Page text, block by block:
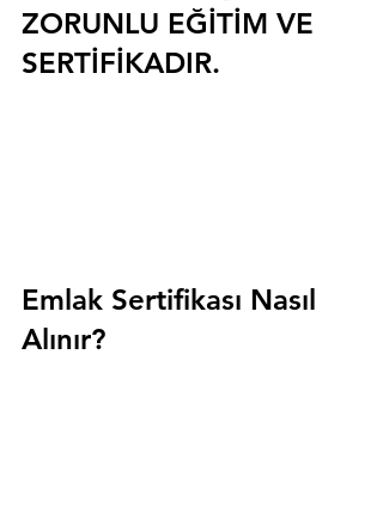
ZORUNLU EĞİTİM VE
SERTİFİKADIR.
Emlak Sertifikası Nasıl
Alınır?